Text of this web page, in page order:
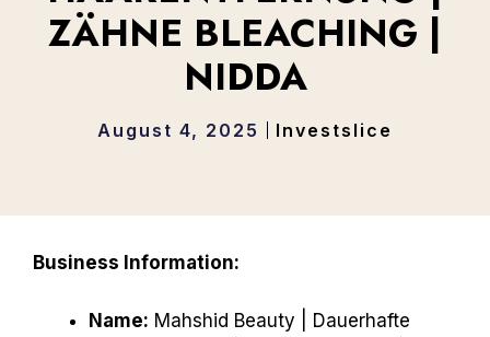
ZÄHNE BLEACHING |
NIDDA
August 4, 2025 Investslice
Business Information:
Name: Mahshid Beauty | Dauerhafte